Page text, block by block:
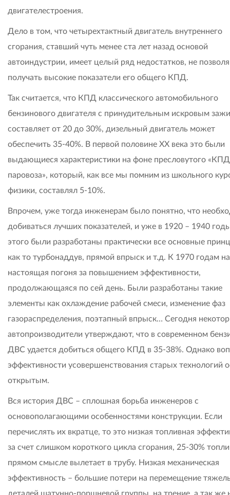
двигателестроения.
Дело в том, что четырехтактный двигатель внутреннего
сгорания, ставший чуть менее ста лет назад основой
автоиндустрии, имеет целый ряд недостатков, не
получать высокие показатели его общего КПД.
Так считается, что КПД классического автомобильного
бензинового двигателя с принудительным искровым
составляет от 20 до 30%, дизельный двигатель может
обеспечить 35-40%. В первой половине XX века это были
выдающиеся характеристики на фоне пресловутого «КПД
паровоза», который, как все мы помним из школьного
физики, составлял 5-10%.
Впрочем, уже тогда инженерам было понятно, что
добиваться лучших показателей, и уже в 1920 – 1940
этого были разработаны практически все основные
как то турбонаддув, прямой впрыск и т.д. К 1970 годам
настоящая погоня за повышением эффективности,
продолжающаяся по сей день. Были разработаны такие
элементы как охлаждение рабочей смеси, изменение фаз
газораспределения, поэтапный впрыск… Сегодня
автопроизводители утверждают, что в современном
ДВС удается добиться общего КПД в 35-38%. Однако
эффективности усовершенствования старых технологий
открытым.
Вся история ДВС – сплошная борьба инженеров с
основополагающими особенностями конструкции. Если
перечислять их вкратце, то это низкая топливная
за счет слишком короткого цикла сгорания, 25-30%
прямом смысле вылетает в трубу. Низкая механическая
эффективность – большие потери на перемещение